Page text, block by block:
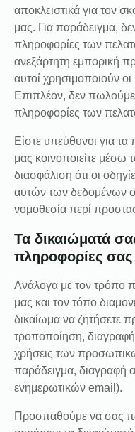
αποκλειστικά για τον
μας. Για παράδειγμα,
πληροφορίες των
ανεξάρτητη εμπορική
αυτοί χρησιμοποιούν οι
Επιπλέον, δεν
πληροφορίες των
Είστε υπεύθυνοι για
μας κοινοποιείτε μέσω
διασφάλιση ότι οι
αυτών των δεδομένων
νομοθεσία περί
Τα δικαιώματά
πληροφορίες σας
Ανάλογα με τον τρόπο
μας και τον τόπο
δικαίωμα να ζητήσετε
τροποποίηση,
χρήσεις των
παράδειγμα, διαγραφή
ενημερωτικών email).
Προσπαθούμε να σας